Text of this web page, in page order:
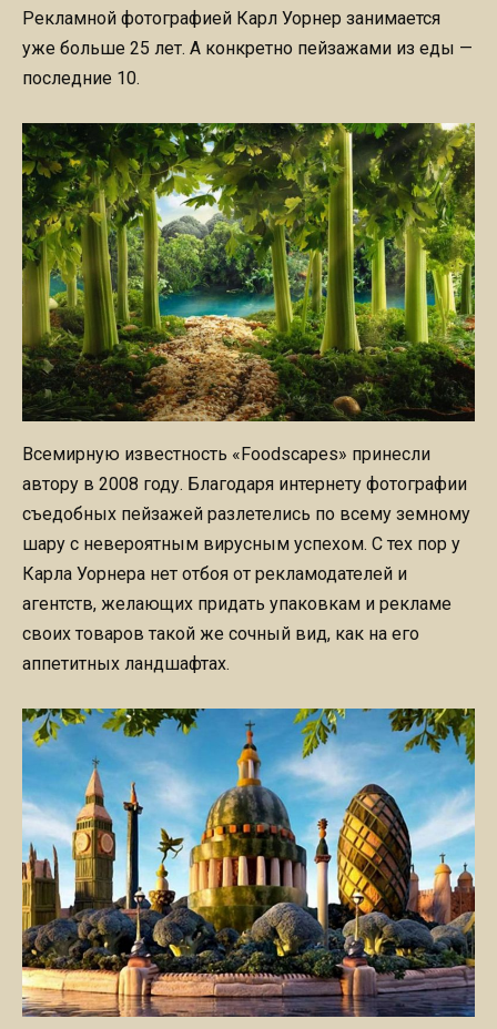
Рекламной фотографией Карл Уорнер занимается
уже больше 25 лет. А конкретно пейзажами из еды —
последние 10.
Всемирную известность «Foodscapes» принесли
автору в 2008 году. Благодаря интернету фотографии
съедобных пейзажей разлетелись по всему земному
шару с невероятным вирусным успехом. С тех пор у
Карла Уорнера нет отбоя от рекламодателей и
агентств, желающих придать упаковкам и рекламе
своих товаров такой же сочный вид, как на его
аппетитных ландшафтах.